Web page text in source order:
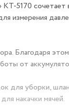
5170
измерения
Благодаря
от
для уборки,
накачки мячей.